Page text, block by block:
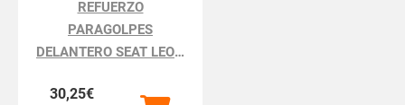
REFUERZO
PARAGOLPES
DELANTERO SEAT LEON
30,25€